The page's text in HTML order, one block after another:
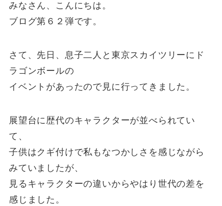
みなさん、こんにちは。
ブログ第６２弾です。
さて、先日、息子二人と東京スカイツリーにド
ラゴンボールの
イベントがあったので見に行ってきました。
展望台に歴代のキャラクターが並べられてい
て、
子供はクギ付けで私もなつかしさを感じながら
みていましたが、
見るキャラクターの違いからやはり世代の差を
感じました。